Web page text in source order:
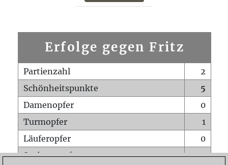
Erfolge gegen Fritz
Partienzahl
2
Schönheitspunkte
5
Damenopfer
0
Turmopfer
1
Läuferopfer
0
Springeropfer
0